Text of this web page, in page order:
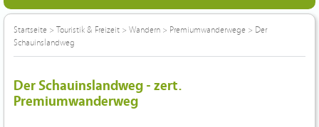
Startseite > Touristik & Freizeit > Wandern > Premiumwanderwege > Der
Schauinslandweg
Der Schauinslandweg - zert.
Premiumwanderweg